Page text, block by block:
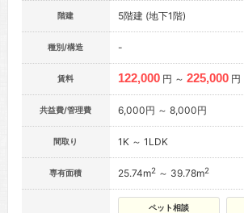
階建 5階建 (地下1階)
種別/構造 -
賃料 122,000 円 ～ 225,000 円
共益費/管理費 6,000円 ～ 8,000円
間取り 1K ～ 1LDK
専有面積 25.74m2～ 39.78m2
ペット相談